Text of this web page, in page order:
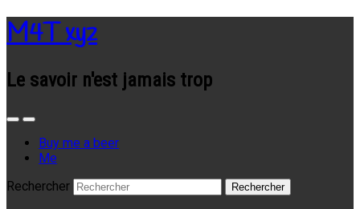
M4T xyz
Le savoir n'est jamais trop
Buy me a beer
Me
Rechercher